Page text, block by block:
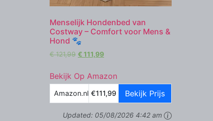
Menselijk Hondenbed van
Costway – Comfort voor Mens &
Hond 🐾
€121,99 €111,99
Bekijk Op Amazon
Amazon.nl €111,99 Bekijk Prijs
Updated: 05/08/2026 4:42 am